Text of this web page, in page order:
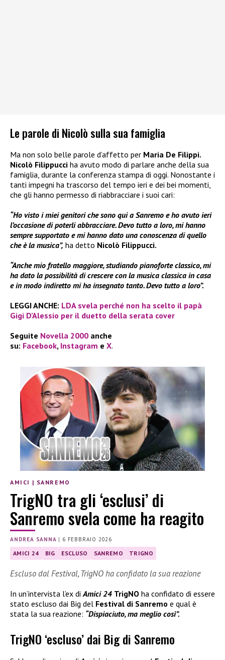
Le parole di Nicolò sulla sua famiglia
Ma non solo belle parole d’affetto per Maria De Filippi.
Nicolò Filippucci ha avuto modo di parlare anche della sua
famiglia, durante la conferenza stampa di oggi. Nonostante i
tanti impegni ha trascorso del tempo ieri e dei bei momenti,
che gli hanno permesso di riabbracciare i suoi cari:
“Ho visto i miei genitori che sono qui a Sanremo e ho avuto ieri
l’occasione di poterli abbracciare. Devo tutto a loro, mi hanno
sempre supportato e mi hanno dato una conoscenza di quello
che è la musica”, ha detto Nicolò Filippucci.
“Anche mio fratello maggiore, studiando pianoforte classico, mi
ha dato la possibilità di crescere con la musica classica in casa
e in modo indiretto mi ha insegnato tanto. Devo tutto a loro”.
LEGGI ANCHE: LDA svela perché non ha scelto il papà
Gigi D’Alessio per il duetto della serata cover
Seguite Novella 2000 anche
su: Facebook, Instagram e X.
AMICI | SANREMO
TrigNO tra gli ‘esclusi’ di
Sanremo svela come ha reagito
ANDREA SANNA | 6 FEBBRAIO 2026
AMICI 24 BIG ESCLUSO SANREMO TRIGNO
Escluso dal Festival, TrigNO ha confidato la sua reazione
In un’intervista l’ex di Amici 24 TrigNO ha confidato di essere
stato escluso dai Big del Festival di Sanremo e qual è
stata la sua reazione: “Dispiaciuto, ma meglio così”.
TrigNO ‘escluso’ dai Big di Sanremo